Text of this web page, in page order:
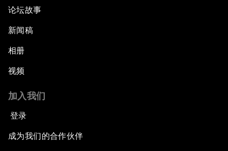
论坛故事
新闻稿
相册
视频
加入我们
登录
成为我们的合作伙伴